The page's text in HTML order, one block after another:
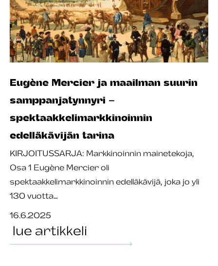
Eugène Mercier ja maailman suurin
samppanjatynnyri –
spektaakkelimarkkinoinnin
edelläkävijän tarina
KIRJOITUSSARJA: Markkinoinnin mainetekoja,
Osa 1 Eugène Mercier oli
spektaakkelimarkkinoinnin edelläkävijä, joka jo yli
130 vuotta…
16.6.2025
lue artikkeli